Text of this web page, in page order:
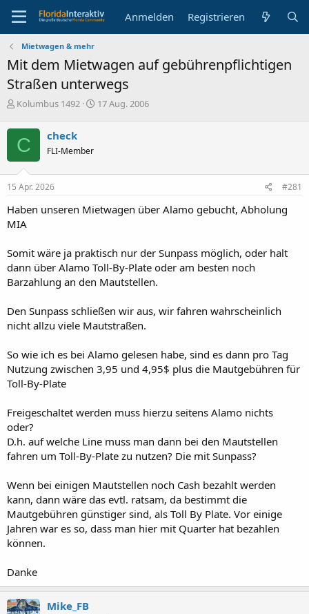
Anmelden Registrieren
Mietwagen & mehr
Mit dem Mietwagen auf gebührenpflichtigen
Straßen unterwegs
E
s
t
e
l
l
e
Kolumbus 1492
E
l
m
17 Aug. 2006
C check
FLI-Member
15 Apr. 2026 #281
Haben unseren Mietwagen über Alamo gebucht, Abholung
MIA
Somit wäre ja praktisch nur der Sunpass möglich, oder halt
dann über Alamo Toll-By-Plate oder am besten noch
Barzahlung an den Mautstellen.
Den Sunpass schließen wir aus, wir fahren wahrscheinlich
nicht allzu viele Mautstraßen.
So wie ich es bei Alamo gelesen habe, sind es dann pro Tag
Nutzung zwischen 3,95 und 4,95$ plus die Mautgebühren für
Toll-By-Plate
Freigeschaltet werden muss hierzu seitens Alamo nichts
oder?
D.h. auf welche Line muss man dann bei den Mautstellen
fahren um Toll-By-Plate zu nutzen? Die mit Sunpass?
Wenn bei einigen Mautstellen noch Cash bezahlt werden
kann, dann wäre das evtl. ratsam, da bestimmt die
Mautgebühren günstiger sind, als Toll By Plate. Vor einige
Jahren war es so, dass man hier mit Quarter hat bezahlen
können.
Danke
Mike_FB